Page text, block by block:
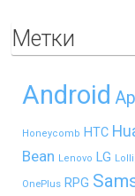
Метки
Android
Honeycomb HTC
Bean Lenovo LG
OnePlus RPG